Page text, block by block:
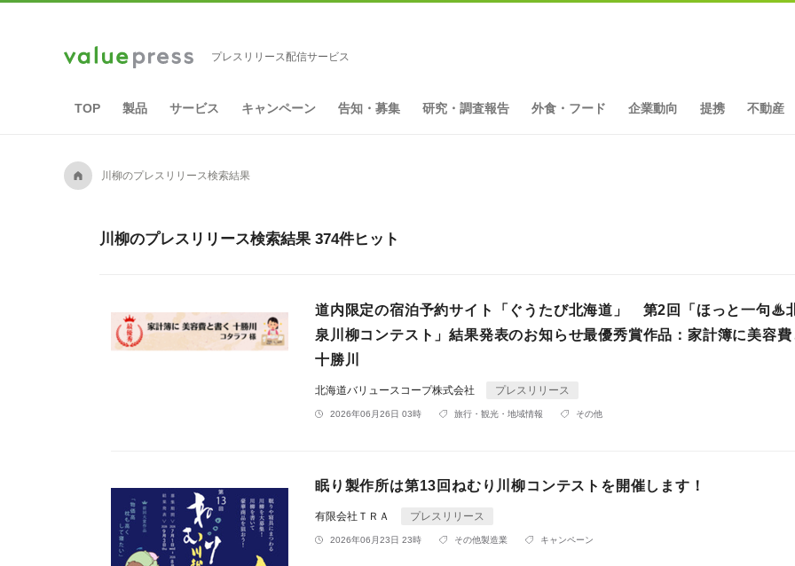
プレスリリース配信サービス
TOP 製品 サービス キャンペーン 告知・募集 研究・調査報告 外食・フード 企業動向 提携 不動産
A 川柳のプレスリリース検索結果
川柳のプレスリリース検索結果 374件ヒット
道内限定の宿泊予約サイト「ぐうたび北海道」 第2回「ほっと一句♨
泉川柳コンテスト」結果発表のお知らせ最優秀賞作品：家計簿に美容
十勝川
北海道バリュースコープ株式会社 プレスリリース
2026年06月26日 03時 旅行・観光・地域情報 その他
眠り製作所は第13回ねむり川柳コンテストを開催します！
有限会社ＴＲＡ プレスリリース
2026年06月23日 23時 その他製造業 キャンペーン